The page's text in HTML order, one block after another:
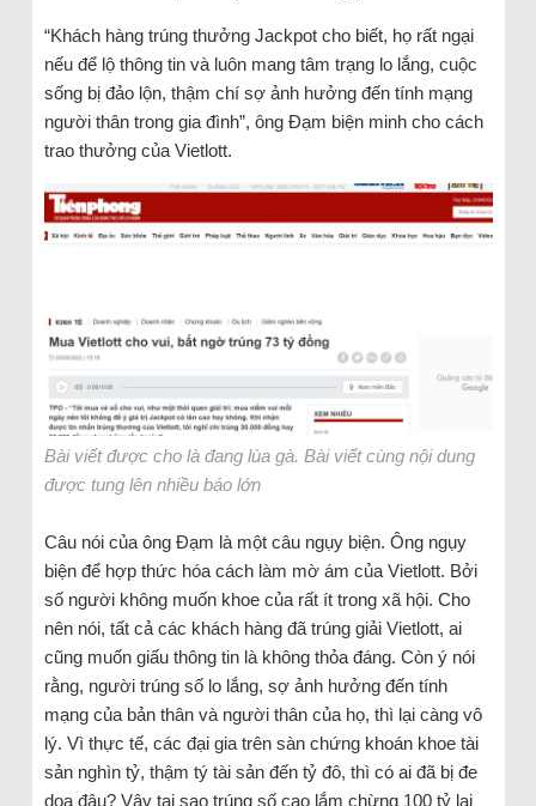
“Khách hàng trúng thưởng Jackpot cho biết, họ rất ngại
nếu để lộ thông tin và luôn mang tâm trạng lo lắng, cuộc
sống bị đảo lộn, thậm chí sợ ảnh hưởng đến tính mạng
người thân trong gia đình”, ông Đạm biện minh cho cách
trao thưởng của Vietlott.
Bài viết được cho là đang lùa gà. Bài viết cùng nội dung
được tung lên nhiều báo lớn
Câu nói của ông Đạm là một câu ngụy biện. Ông ngụy
biện để hợp thức hóa cách làm mờ ám của Vietlott. Bởi
số người không muốn khoe của rất ít trong xã hội. Cho
nên nói, tất cả các khách hàng đã trúng giải Vietlott, ai
cũng muốn giấu thông tin là không thỏa đáng. Còn ý nói
rằng, người trúng số lo lắng, sợ ảnh hưởng đến tính
mạng của bản thân và người thân của họ, thì lại càng vô
lý. Vì thực tế, các đại gia trên sàn chứng khoán khoe tài
sản nghìn tỷ, thậm tý tài sản đến tỷ đô, thì có ai đã bị đe
dọa đâu? Vậy tại sao trúng số cao lắm chừng 100 tỷ lại